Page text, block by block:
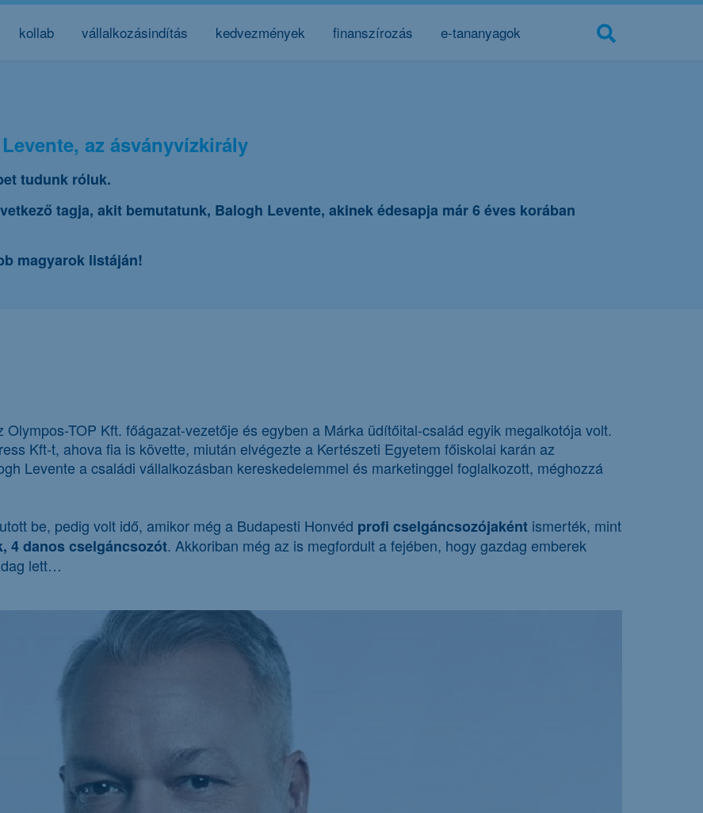
kollab vállalkozásindítás kedvezmények finanszírozás e-tananyagok
az ásványvízkirály
tudunk róluk.
tagja, akit bemutatunk, Balogh Levente, akinek édesapja már 6 éves korában
magyarok listáján!
TOP Kft. főágazat-vezetője és egyben a Márka üdítőital-család egyik megalkotója volt.
Kft-t, ahova fia is követte, miután elvégezte a Kertészeti Egyetem főiskolai karán az
Levente a családi vállalkozásban kereskedelemmel és marketinggel foglalkozott, méghozzá
be, pedig volt idő, amikor még a Budapesti Honvéd profi cselgáncsozójaként ismerték, mint
4 danos cselgáncsozót. Akkoriban még az is megfordult a fejében, hogy gazdag emberek
lett…